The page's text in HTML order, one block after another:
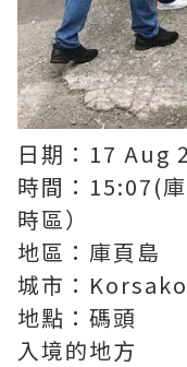
日期：17 Aug
時間：15:07(
時區）
地區：庫頁島
城市：
地點：碼頭
入境的地方